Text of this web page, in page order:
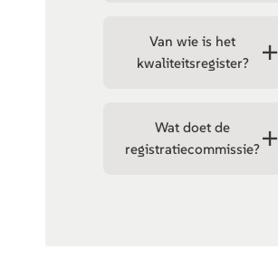
Van wie is het
kwaliteitsregister?
Wat doet de
registratiecommissie?